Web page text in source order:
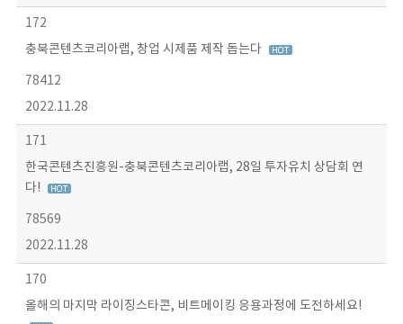
172
충북콘텐츠코리아랩, 창업 시제품 제작 돕는다
78412
2022.11.28
171
한국콘텐츠진흥원-충북콘텐츠코리아랩, 28일 투자유치 상담회 연
다!
78569
2022.11.28
170
올해의 마지막 라이징스타콘, 비트메이킹 응용과정에 도전하세요!